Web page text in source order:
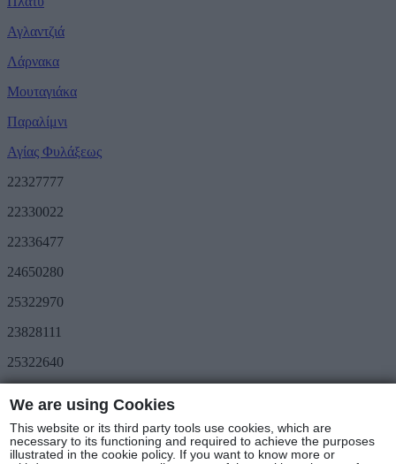
Αγλαντζιά
Λάρνακα
Μουταγιάκα
Παραλίμνι
Αγίας Φυλάξεως
22327777
22330022
22336477
24650280
25322970
23828111
25322640
METRO Great Value
Τριήμερο METRO
Ακολουθήστε μας
We are using Cookies
This website or its third party tools use cookies, which are
necessary to its functioning and required to achieve the purposes
illustrated in the cookie policy. If you want to know more or